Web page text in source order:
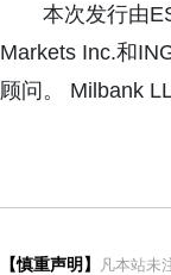
本次发行由
Markets Inc.和
顾问。 Milbank
【慎重声明】
凡本站未